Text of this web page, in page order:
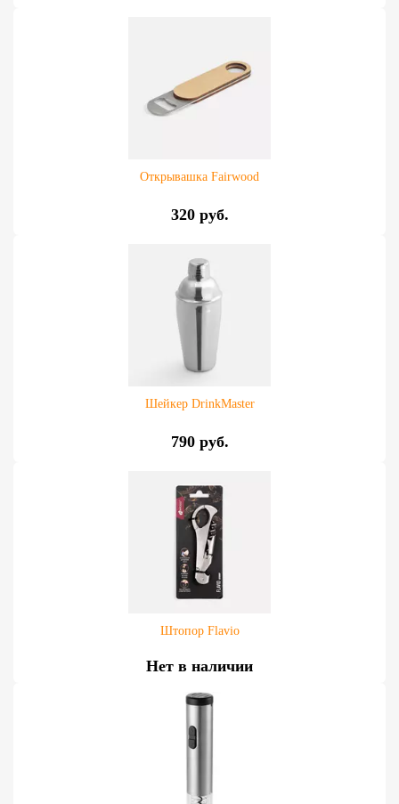
Открывашка Fairwood
320 руб.
Шейкер DrinkMaster
790 руб.
Штопор Flavio
Нет в наличии